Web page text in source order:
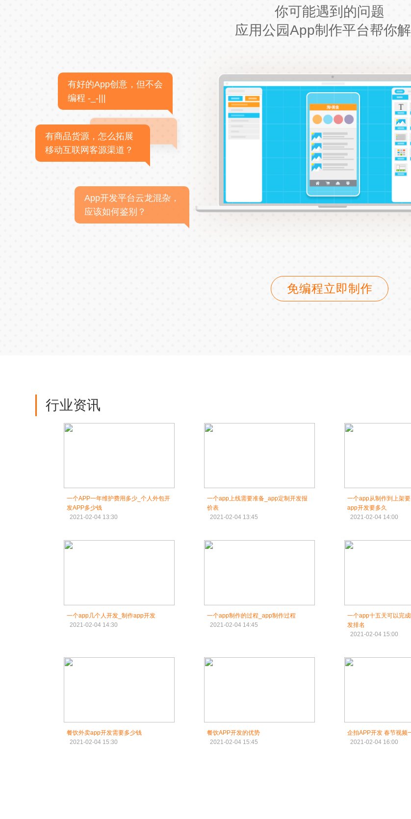
你可能遇到的问题
应用公园App制作平台帮你
有好的App创意，但不会
编程 -_-|||
有商品货源，怎么拓展
移动互联网客源渠道？
App开发平台云龙混杂，
应该如何鉴别？
免编程立即制作
行业资讯
一个APP一年维护费用多少_个人外包开
发APP多少钱
2021-02-04 13:30
一个app上线需要准备_app定制开发报
价表
2021-02-04 13:45
一个app从制作到上架
app开发要多久
2021-02-04 14:00
一个app几个人开发_制作app开发
2021-02-04 14:30
一个app制作的过程_app制作过程
2021-02-04 14:45
一个app十五天可以完
发排名
2021-02-04 15:00
餐饮外卖app开发需要多少钱
2021-02-04 15:30
餐饮APP开发的优势
2021-02-04 15:45
企拍APP开发​ 春节视频
2021-02-04 16:00